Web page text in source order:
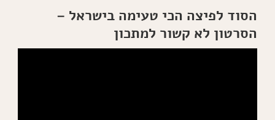
הסוד לפיצה הכי טעימה בישראל –
הסרטון לא קשור למתכון